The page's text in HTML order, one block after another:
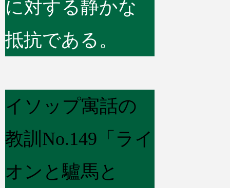
に対する静かな
抵抗である。
イソップ寓話の
教訓No.149「ライ
オンと驢馬と